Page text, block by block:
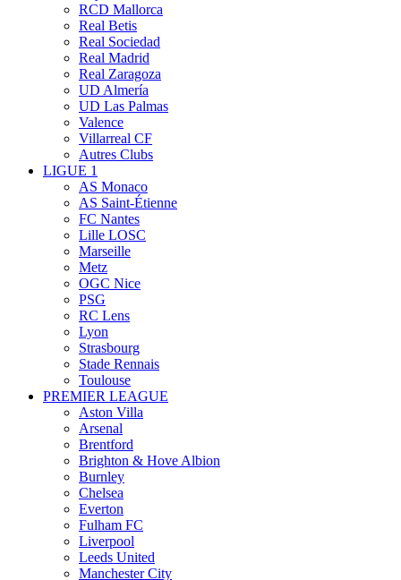
RCD Mallorca
Real Betis
Real Sociedad
Real Madrid
Real Zaragoza
UD Almería
UD Las Palmas
Valence
Villarreal CF
Autres Clubs
LIGUE 1
AS Monaco
AS Saint-Étienne
FC Nantes
Lille LOSC
Marseille
Metz
OGC Nice
PSG
RC Lens
Lyon
Strasbourg
Stade Rennais
Toulouse
PREMIER LEAGUE
Aston Villa
Arsenal
Brentford
Brighton & Hove Albion
Burnley
Chelsea
Everton
Fulham FC
Liverpool
Leeds United
Manchester City